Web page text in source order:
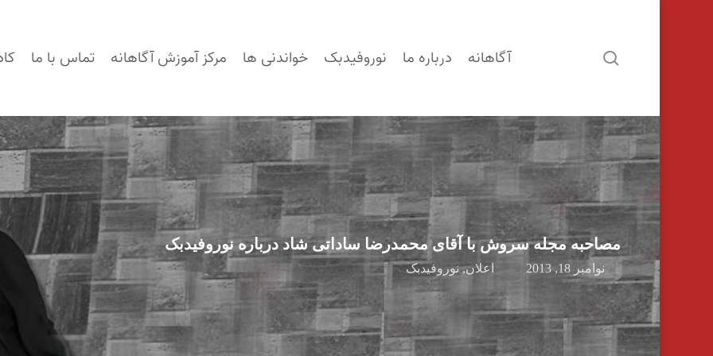
آگاهانه درباره ما نوروفیدبک خواندنی ها مرکز آموزش آگاهانه تماس با ما search
مصاحبه مجله سروش با آقای محمدرضا ساداتی شاد درباره نوروفیدبک
نوامبر 18, 2013 اعلان,نوروفیدبک